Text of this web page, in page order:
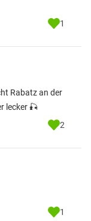
1
Rabatz an der
lecker 🎣
2
1